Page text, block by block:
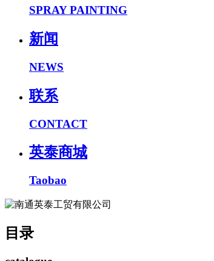
SPRAY PAINTING
新闻
NEWS
联系
CONTACT
英泰商城
Taobao
目录